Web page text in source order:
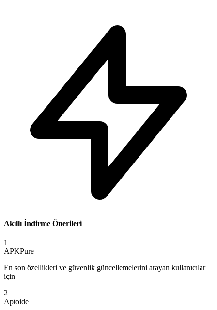
Akıllı İndirme Önerileri
1
APKPure
En son özellikleri ve güvenlik güncellemelerini arayan kullanıcılar
için
2
Aptoide